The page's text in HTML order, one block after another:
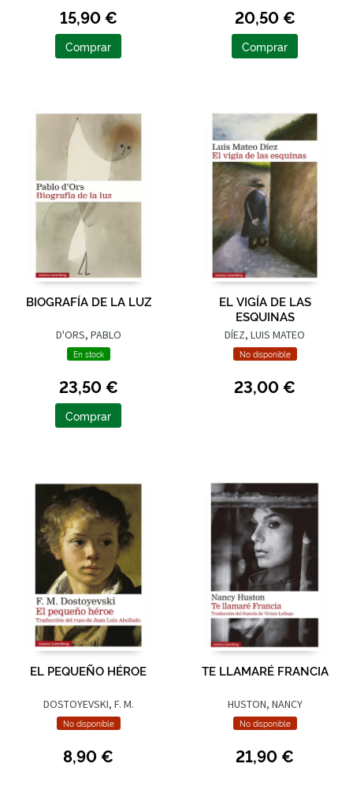
15,90 €
Comprar
20,50 €
Comprar
BIOGRAFÍA DE LA LUZ
D'ORS, PABLO
En stock
23,50 €
Comprar
EL VIGÍA DE LAS
ESQUINAS
DÍEZ, LUIS MATEO
No disponible
23,00 €
EL PEQUEÑO HÉROE
DOSTOYEVSKI, F. M.
No disponible
8,90 €
TE LLAMARÉ FRANCIA
HUSTON, NANCY
No disponible
21,90 €